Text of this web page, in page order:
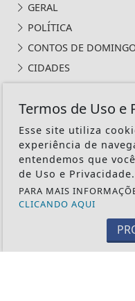
GERAL
POLÍTICA
CONTOS DE
CIDADES
INTERNACIONAL
OPINIÃO
ECONOMIA
CULTURA
EVENTOS
RELIGIÃO
MEIO AMBIENTE
Termos de Uso e
Esse site utiliza
experiência de
entendemos que
de Uso e Privacidade.
PARA MAIS
CLICANDO AQUI